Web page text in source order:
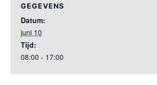
GEGEVENS
Datum:
juni 10
Tijd:
08:00 - 17:00